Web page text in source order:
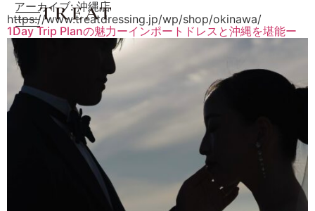
アーカイブ:沖縄店
https://www.treatdressing.jp/wp/shop/okinawa/
1Day Trip Planの魅力ーインポートドレスと沖縄を堪能ー